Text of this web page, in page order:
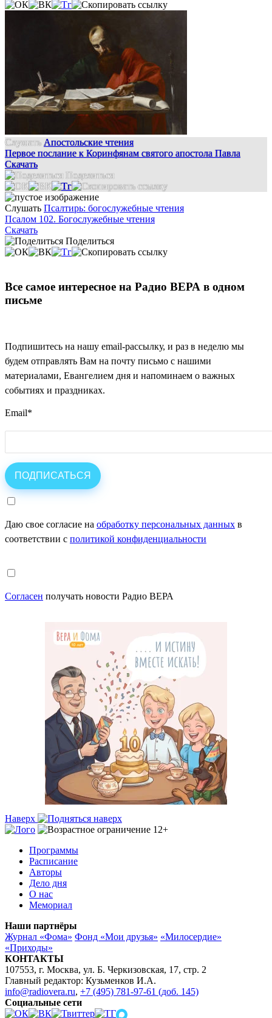
Слушать Апостольские чтения
Первое послание к Коринфянам святого апостола Павла
Скачать
Поделиться
Слушать Псалтирь: богослужебные чтения
Псалом 102. Богослужебные чтения
Скачать
Поделиться
Все самое интересное на Радио ВЕРА в одном
письме
Подпишитесь на нашу email-рассылку, и раз в неделю мы
будем отправлять Вам на почту письмо с нашими
материалами, Евангелием дня и напоминаем о важных
событиях и праздниках.
Email*
Даю свое согласие на обработку персональных данных в
соответствии с политикой конфиденциальности
Согласен получать новости Радио ВЕРА
Наверх
Программы
Расписание
Авторы
Дело дня
О нас
Мемориал
Наши партнёры
Журнал «Фома» Фонд «Мои друзья» «Милосердие»
«Приходы»
КОНТАКТЫ
107553, г. Москва, ул. Б. Черкизовская, 17, стр. 2
Главный редактор: Кузьменков И.А.
info@radiovera.ru, +7 (495) 781-97-61 (доб. 145)
Социальные сети